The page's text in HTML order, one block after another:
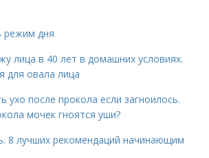
режим дня
лица в 40 лет в домашних условиях.
для овала лица
ухо после прокола если загноилось.
мочек гноятся уши?
8 лучших рекомендаций начинающим